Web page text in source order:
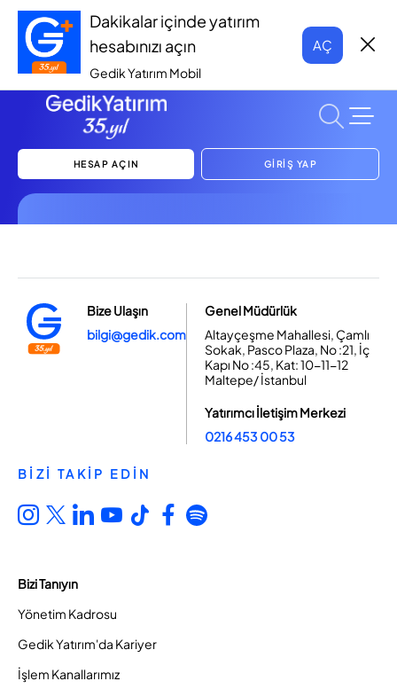
Dakikalar içinde yatırım
hesabınızı açın
Gedik Yatırım Mobil
AÇ
HESAP AÇIN GİRİŞ YAP
Bize Ulaşın
bilgi@gedik.com
Genel Müdürlük
Altayçeşme Mahallesi, Çamlı
Sokak, Pasco Plaza, No :21, İç
Kapı No :45, Kat: 10-11-12
Maltepe/ İstanbul
Yatırımcı İletişim Merkezi
0216 453 00 53
BİZİ TAKİP EDİN
Bizi Tanıyın
Yönetim Kadrosu
Gedik Yatırım'da Kariyer
İşlem Kanallarımız